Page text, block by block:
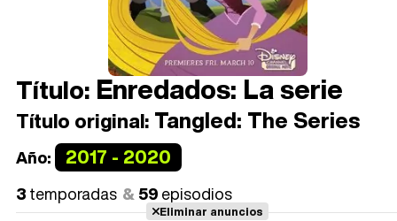
Título: Enredados: La serie
Título original: Tangled: The Series
Año: 2017 - 2020
3temporadas 59episodios
Eliminar anuncios